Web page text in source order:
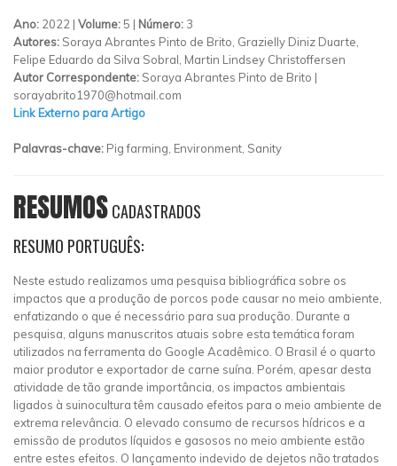
Ano: 2022 | Volume:5 | Número: 3
Autores: Soraya Abrantes Pinto de Brito, Grazielly Diniz Duarte,
Felipe Eduardo da Silva Sobral, Martin Lindsey Christoffersen
Autor Correspondente: Soraya Abrantes Pinto de Brito |
sorayabrito1970@hotmail.com
Link Externo para Artigo
Palavras-chave: Pig farming, Environment, Sanity
RESUMOSCADASTRADOS
RESUMO PORTUGUÊS:
Neste estudo realizamos uma pesquisa bibliográfica sobre os
impactos que a produção de porcos pode causar no meio ambiente,
enfatizando o que é necessário para sua produção. Durante a
pesquisa, alguns manuscritos atuais sobre esta temática foram
utilizados na ferramenta do Google Acadêmico. O Brasil é o quarto
maior produtor e exportador de carne suína. Porém, apesar desta
atividade de tão grande importância, os impactos ambientais
ligados à suinocultura têm causado efeitos para o meio ambiente de
extrema relevância. O elevado consumo de recursos hídricos e a
emissão de produtos líquidos e gasosos no meio ambiente estão
entre estes efeitos. O lançamento indevido de dejetos não tratados